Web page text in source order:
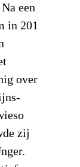
een
in 201
over
zij